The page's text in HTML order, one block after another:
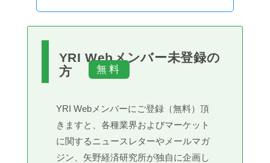
YRI Webメンバー未登録の
方
YRI Webメンバーにご登録（無料）頂
きますと、各種業界およびマーケット
に関するニュースレターやメールマガ
ジン、矢野経済研究所が独自に企画し